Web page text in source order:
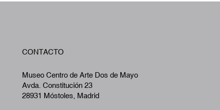
CONTACTO
Museo Centro de Arte Dos de Mayo
Avda. Constitución 23
28931 Móstoles, Madrid